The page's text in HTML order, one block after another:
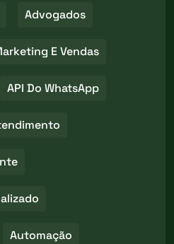
Advogados
E Vendas
API Do WhatsApp
Automação